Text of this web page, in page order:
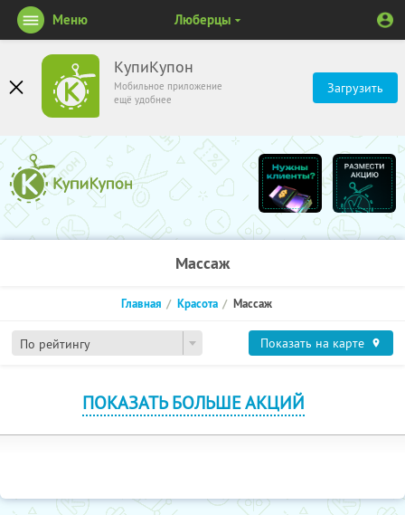
КупиКупон
Мобильное приложение
ещё удобнее
Загрузить
Меню Люберцы
Массаж
По рейтингу
Главная Красота Массаж
Показать на карте
ПОКАЗАТЬ БОЛЬШЕ АКЦИЙ